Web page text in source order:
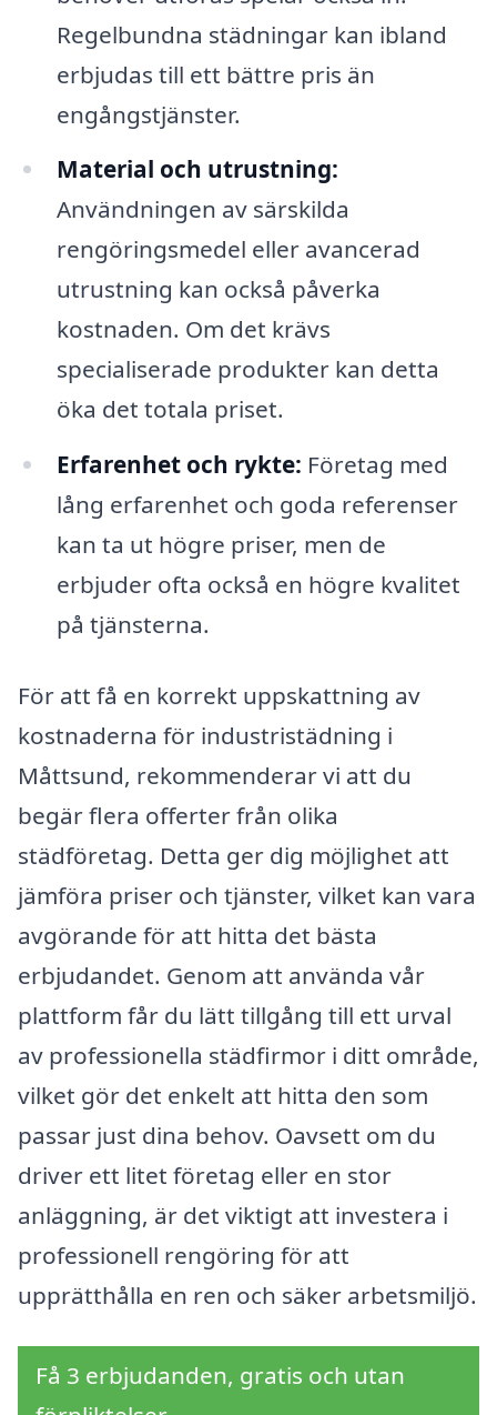
Regelbundna städningar kan ibland
erbjudas till ett bättre pris än
engångstjänster.
Material och utrustning:
Användningen av särskilda
rengöringsmedel eller avancerad
utrustning kan också påverka
kostnaden. Om det krävs
specialiserade produkter kan detta
öka det totala priset.
Erfarenhet och rykte: Företag med
lång erfarenhet och goda referenser
kan ta ut högre priser, men de
erbjuder ofta också en högre kvalitet
på tjänsterna.
För att få en korrekt uppskattning av
kostnaderna för industristädning i
Måttsund, rekommenderar vi att du
begär flera offerter från olika
städföretag. Detta ger dig möjlighet att
jämföra priser och tjänster, vilket kan vara
avgörande för att hitta det bästa
erbjudandet. Genom att använda vår
plattform får du lätt tillgång till ett urval
av professionella städfirmor i ditt område,
vilket gör det enkelt att hitta den som
passar just dina behov. Oavsett om du
driver ett litet företag eller en stor
anläggning, är det viktigt att investera i
professionell rengöring för att
upprätthålla en ren och säker arbetsmiljö.
Få 3 erbjudanden, gratis och utan